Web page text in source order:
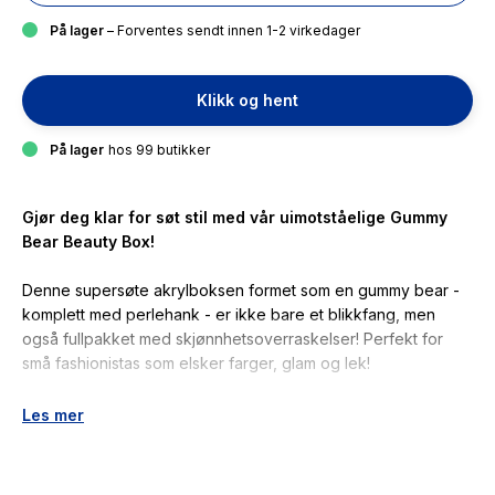
På lager – Forventes sendt innen 1-2 virkedager
Klikk og hent
På lager hos 99 butikker
Gjør deg klar for søt stil med vår uimotståelige Gummy
Bear Beauty Box!
Denne supersøte akrylboksen formet som en gummy bear -
komplett med perlehank - er ikke bare et blikkfang, men
også fullpakket med skjønnhetsoverraskelser! Perfekt for
små fashionistas som elsker farger, glam og lek!
En leken og stilig makeover - alt samlet i en boks du vil bruke
Les mer